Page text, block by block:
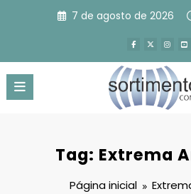
7 de agosto de 2026
Tag: Extrema
Página inicial